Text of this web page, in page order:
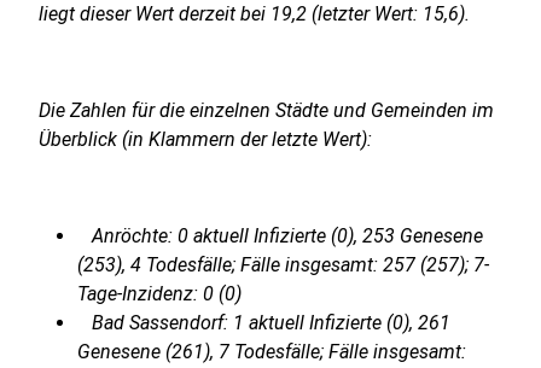
liegt dieser Wert derzeit bei 19,2 (letzter Wert: 15,6).
Die Zahlen für die einzelnen Städte und Gemeinden im
Überblick (in Klammern der letzte Wert):
Anröchte: 0 aktuell Infizierte (0), 253 Genesene
(253), 4 Todesfälle; Fälle insgesamt: 257 (257); 7-
Tage-Inzidenz: 0 (0)
Bad Sassendorf: 1 aktuell Infizierte (0), 261
Genesene (261), 7 Todesfälle; Fälle insgesamt: